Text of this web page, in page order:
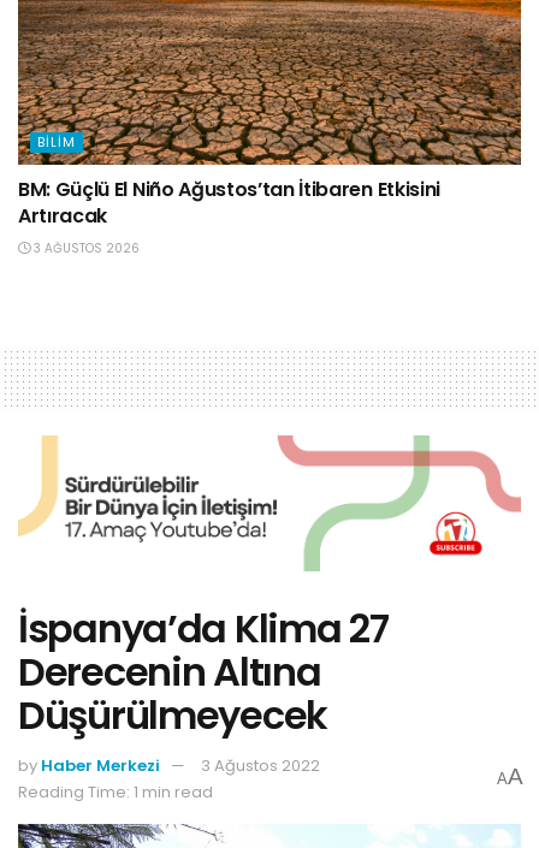
BILIM
BM: Güçlü El Niño Ağustos’tan İtibaren Etkisini
Artıracak
3 AĞUSTOS 2026
İspanya’da Klima 27
Derecenin Altına
Düşürülmeyecek
by Haber Merkezi
3 Ağustos 2022
Reading Time: 1 min read
AA